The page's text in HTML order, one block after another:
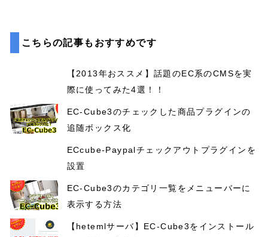
こちらの記事もおすすめです
【2013年おススメ】話題のEC系のCMSを実
際に使ってみた4選！！
EC-Cube3のチェックした商品プラグインの
追随ボックス化
ECcube-Paypalチェックアウトプラグインを
設置
EC-Cube3のカテゴリ一覧をメニューバーに
表示する方法
【hetemlサーバ】EC-Cube3をインストール